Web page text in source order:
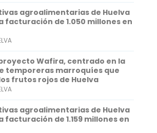
agroalimentarias de Huelva
facturación de 1.050 millones en
Wafira, centrado en la
temporeras marroquíes que
frutos rojos de Huelva
agroalimentarias de Huelva
facturación de 1.159 millones en